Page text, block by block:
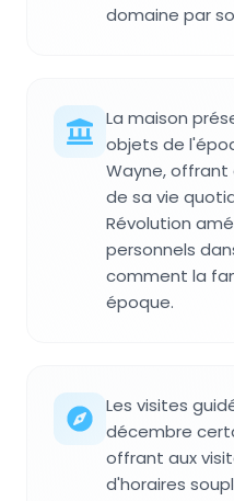
domaine par
La maison
objets de
Wayne, offrant
de sa vie
Révolution
personnels
comment la
époque.
Les visites
décembre
offrant aux
d'horaires